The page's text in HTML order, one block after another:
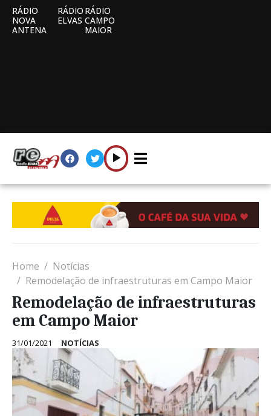
RÁDIO
NOVA
ANTENA
RÁDIO
ELVAS
RÁDIO
CAMPO
MAIOR
Home
Notícias
Remodelação de infraestruturas em Campo Maior
Remodelação de infraestruturas
em Campo Maior
31/01/2021 NOTÍCIAS